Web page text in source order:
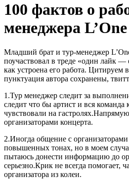
100 фактов о
менеджера L’One
Младший брат и тур-менеджер
поучаствовал в треде «один лайк —
как устроена его работа. Цитируем
пунктуация автора сохранены,
1.Тур менеджер следит за
следит что бы артист и вся команда
чувствовали на
организаторами концерта.
2.Иногда общение с
повышенных тонах, но в моем
пытаюсь донести информацию до
серьезно.Крик не всегда помогает,
организатора из колеи.